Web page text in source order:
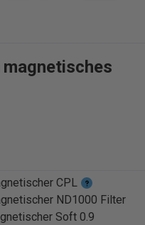
CPL
ND1000 Filter
Soft 0.9